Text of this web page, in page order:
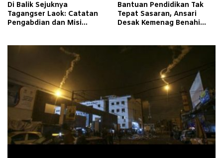
Di Balik Sejuknya
Tagangser Laok: Catatan
Pengabdian dan Misi
Bantuan Pendidikan Tak
Tepat Sasaran, Ansari
Desak Kemenag Benahi